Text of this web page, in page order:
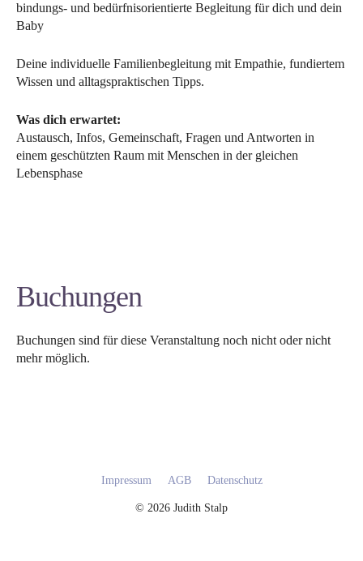
bindungs- und bedürfnisorientierte Begleitung für dich und dein
Baby
Deine individuelle Familienbegleitung mit Empathie, fundiertem
Wissen und alltagspraktischen Tipps.
Was dich erwartet:
Austausch, Infos, Gemeinschaft, Fragen und Antworten in
einem geschützten Raum mit Menschen in der gleichen
Lebensphase
Buchungen
Buchungen sind für diese Veranstaltung noch nicht oder nicht
mehr möglich.
Impressum AGB Datenschutz
© 2026 Judith Stalp